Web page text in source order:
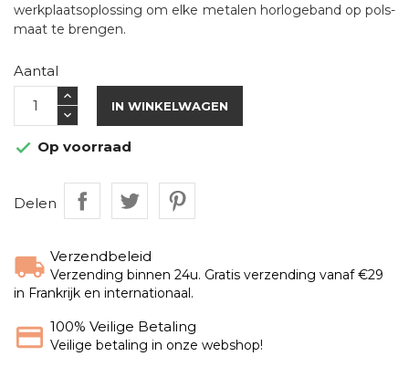
werkplaatsoplossing om elke metalen horlogeband op pols-
maat te brengen.
Aantal
IN WINKELWAGEN
 Op voorraad
Delen
Verzendbeleid
Verzending binnen 24u. Gratis verzending vanaf €29
in Frankrijk en internationaal.
100% Veilige Betaling
Veilige betaling in onze webshop!